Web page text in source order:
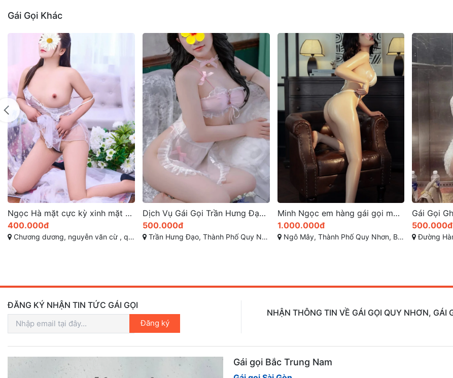
Gái Gọi Khác
Dịch Vụ Gái Gọi Trần Hưng Đạo Quy Nhơn: Thông Tin Cần Biết Và Liên Hệ
500.000đ
Trần Hưng Đạo, Thành Phố Quy Nhơn, Bình Định
Minh Ngọc em hàng gái gọi mới toanh ở tp quy nhơn
1.000.000đ
Ngô Mây, Thành Phố Quy Nhơn, Bình Định
Gái Gọi Ghềnh Ráng Quy Nhơn Hạ Vy 1 Biểu Tượng Hoàn Hảo
500.000đ
Đường Hàn Mạc Tử , Ghềnh Ráng, TP Quy Nhơn Ngô Mây
ĐĂNG KÝ NHẬN TIN TỨC GÁI GỌI
Đăng ký
NHẬN THÔNG TIN VỀ GÁI GỌI QUY NHƠN, GÁI
Gái gọi Bắc Trung Nam